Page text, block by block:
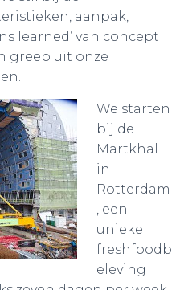
aanpak,
learned’ van concept
greep uit onze
We starten
bij de
Martkhal
in
Rotterdam
, een
unieke
freshfoodb
eleving